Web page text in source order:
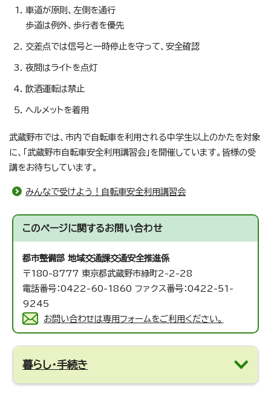
車道が原則、左側を通行
歩道は例外、歩行者を優先
交差点では信号と一時停止を守って、安全確認
夜間はライトを点灯
飲酒運転は禁止
ヘルメットを着用
武蔵野市では、市内で自転車を利用される中学生以上のかたを対象
に、「武蔵野市自転車安全利用講習会」を開催しています。皆様の受
講をお待ちしています。
みんなで受けよう！自転車安全利用講習会
このページに関するお問い合わせ
都市整備部 地域交通課交通安全推進係
〒180-8777 東京都武蔵野市緑町2-2-28
電話番号：0422-60-1860 ファクス番号：0422-51-
9245
お問い合わせは専用フォームをご利用ください。
暮らし・手続き